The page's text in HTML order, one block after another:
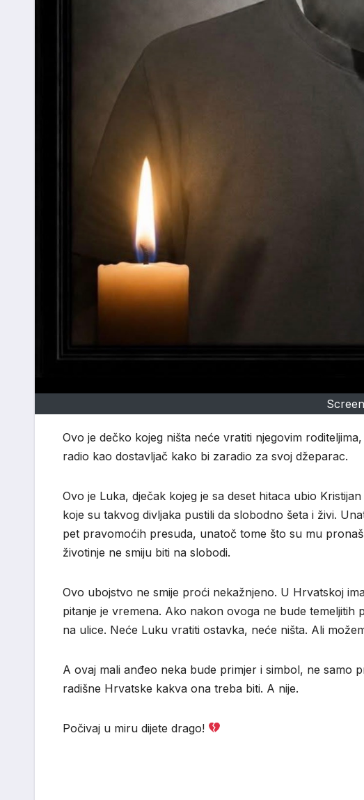
Ovo je dečko kojeg ništa neće vratiti njegovim
radio kao dostavljač kako bi zaradio za svoj džeparac.
Ovo je Luka, dječak kojeg je sa deset hitaca ubio
koje su takvog divljaka pustili da slobodno šeta i živi.
pet pravomoćih presuda, unatoč tome što su mu
životinje ne smiju biti na slobodi.
Ovo ubojstvo ne smije proći nekažnjeno. U Hrvatskoj
pitanje je vremena. Ako nakon ovoga ne bude
na ulice. Neće Luku vratiti ostavka, neće ništa. Ali
A ovaj mali anđeo neka bude primjer i simbol, ne
radišne Hrvatske kakva ona treba biti. A nije.
Počivaj u miru dijete drago!